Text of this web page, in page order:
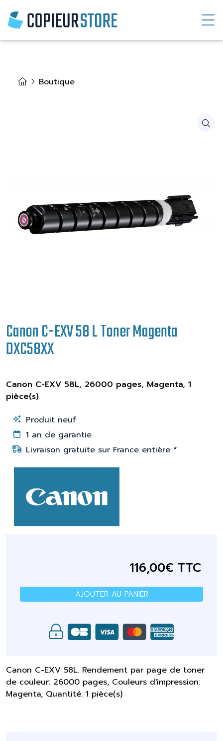
Boutique
Canon C-EXV 58 L Toner Magenta
DXC58XX
Canon C-EXV 58L, 26000 pages, Magenta, 1
pièce(s)
Produit neuf
1 an de garantie
Livraison gratuite sur France entière *
116,00€ TTC
AJOUTER AU PANIER
Canon C-EXV 58L. Rendement par page de toner
de couleur: 26000 pages, Couleurs d'impression:
Magenta, Quantité: 1 pièce(s)